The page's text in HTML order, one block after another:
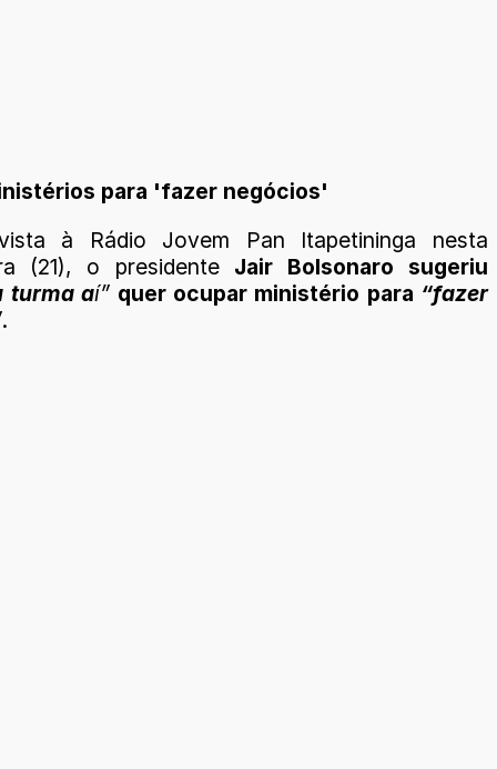
para 'fazer negócios'
à Rádio Jovem Pan Itapetininga nesta
(21), o presidenteJair Bolsonaro sugeriu
turma aí” quer ocupar ministério para “fazer
.